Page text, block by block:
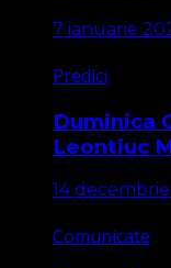
7 ianuarie
Predici
Duminica
Leontiuc
14
Comunicate